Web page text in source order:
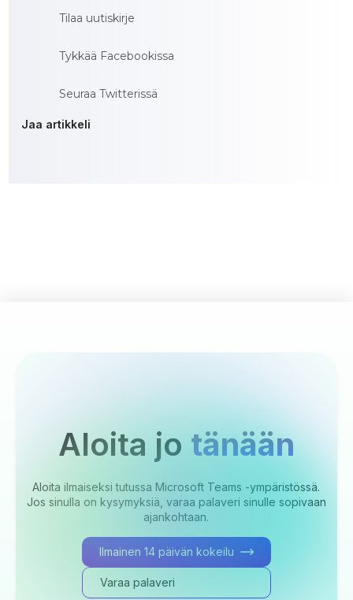
Tilaa uutiskirje
Tykkää Facebookissa
Seuraa Twitterissä
Jaa artikkeli
Aloita jo tänään
Aloita ilmaiseksi tutussa Microsoft Teams -ympäristössä.
Jos sinulla on kysymyksiä, varaa palaveri sinulle sopivaan
ajankohtaan.
Ilmainen 14 päivän kokeilu
Varaa palaveri